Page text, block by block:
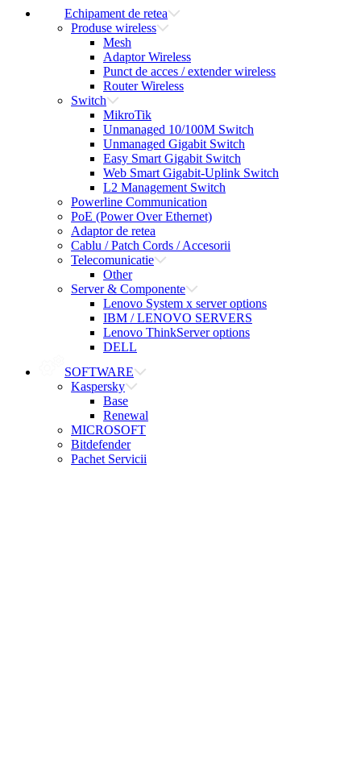
Echipament de retea
Produse wireless
Mesh
Adaptor Wireless
Punct de acces / extender wireless
Router Wireless
Switch
MikroTik
Unmanaged 10/100M Switch
Unmanaged Gigabit Switch
Easy Smart Gigabit Switch
Web Smart Gigabit-Uplink Switch
L2 Management Switch
Powerline Communication
PoE (Power Over Ethernet)
Adaptor de retea
Cablu / Patch Cords / Accesorii
Telecomunicatie
Other
Server & Componente
Lenovo System x server options
IBM / LENOVO SERVERS
Lenovo ThinkServer options
DELL
SOFTWARE
Kaspersky
Base
Renewal
MICROSOFT
Bitdefender
Pachet Servicii